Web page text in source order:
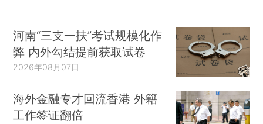
河南“三支一扶”考试规模化作
弊 内外勾结提前获取试卷
2026年08月07日
海外金融专才回流香港 外籍
工作签证翻倍